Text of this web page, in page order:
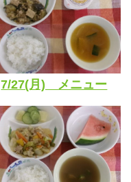
7/27(月) メニュー